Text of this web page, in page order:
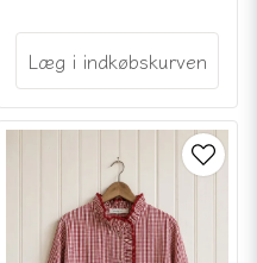
Læg i indkøbskurven